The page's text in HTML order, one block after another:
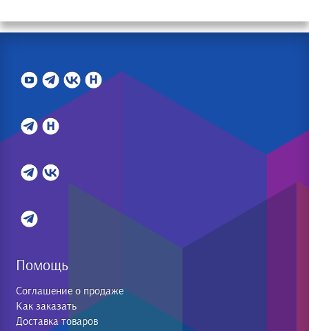
Помощь
Соглашение о продаже
Как заказать
Доставка товаров